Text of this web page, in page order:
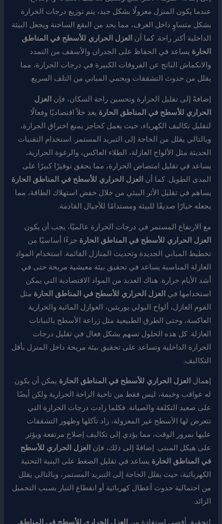
عندما يكون المنزل معزولًا بشكل جيد، يتم توزيع درجات الحرارة
بشكل متساوٍ داخل الغرف، مما يحد من البقع الساخنة ويجعل البيئة
الداخلية أكثر راحة. كما أن العزل الحراري للأسطح في المناطق
الحارة يساعد في الحفاظ على الجدران والأسقف من التمدد
والانكماش الناتج عن الفروقات الكبيرة في درجات الحرارة، مما
يقلل من حدوث التشققات ويحمي المباني من التلف السريع.
إضافةً إلى تقليل الحرارة وتحسين راحة السكان، فإن العزل
الحراري للأسطح في المناطق الحارة يعد حلاً اقتصاديًا وفعالًا
لتقليل تكاليف الكهرباء، حيث يعمل كحاجز يمنع اختراق الحرارة،
وبالتالي يقلل من الحاجة إلى التبريد المستمر. استخدام التقنيات
الحديثة مثل الألواح العازلة، الطلاء العاكس، والرغوة الحرارية،
يساعد في تقليل امتصاص الحرارة، مما يحقق توفيرًا كبيرًا على
المدى الطويل. كما أن العزل الحراري للأسطح في المناطق الحارة
يساهم في تقليل الأثر البيئي من خلال خفض استهلاك الطاقة، مما
يجعله خيارًا صديقًا للبيئة ومستدامًا للأجيال القادمة.
مع الارتفاع المستمر في درجات الحرارة عالميًا، يجب أن يكون
العزل الحراري للأسطح في المناطق الحارة جزءًا أساسيًا من
تخطيط المباني الجديدة وتحديث المنازل القائمة. استخدام المواد
العازلة المناسبة يساعد في تحقيق بيئة معيشية مريحة حتى في
أشد الأيام حرارة. هناك العديد من المواد الاقتصادية التي يمكن
استخدامها في العزل الحراري للأسطح في المناطق الحارة مثل
الفوم العازل، ألواح البولي يوريثين، العوازل المائية والحرارية
العاكسة، وحتى الطرق الطبيعية مثل زراعة الأسطح بالنباتات
العازلة. كل هذه الحلول تسهم بشكل فعال في تقليل درجات
الحرارة الداخلية وتساعد على تحقيق بيئة مريحة داخل المنزل بأقل
التكاليف.
إهمال العزل الحراري للأسطح في المناطق الحارة يمكن أن يكون
له عواقب وخيمة، ليس فقط من ناحية الراحة الحرارية ولكن أيضًا
على صعيد التكلفة والصيانة. فكلما زادت درجات الحرارة التي
تتعرض لها الأسطح غير المعزولة، زاد تآكلها وظهور التشققات
عليها بمرور الوقت، مما يؤدي إلى تكاليف إصلاح مرتفعة ويؤثر
على هيكل المبنى. إضافةً إلى ذلك، فإن العزل الحراري للأسطح
في المناطق الحارة يساعد في تقليل الضغط على البنية التحتية
الكهربائية، حيث يقلل الحاجة إلى التبريد المستمر، وبالتالي يقلل
من احتمالية حدوث أعطال كهربائية أو انقطاع التيار بسبب التحميل
الزائد.
لتحقيق أقصى استفادة من العزل الحراري للأسطح في المناطق